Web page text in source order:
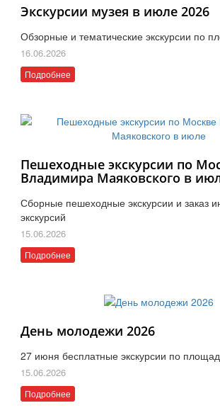
Экскурсии музея в июле 2026
Обзорные и тематические экскурсии по
16.06.2026
Подробнее
Пешеходные экскурсии по
Владимира Маяковского в
Сборные пешеходные экскурсии и заказ
экскурсий
15.06.2026
Подробнее
День молодежи 2026
27 июня бесплатные экскурсии по
15.06.2026
Подробнее